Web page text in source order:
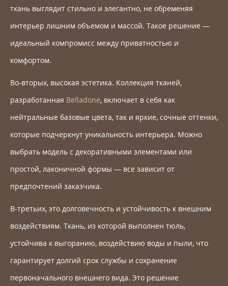
ткань выглядит стильно и элегантно, не обременяя
интерьер лишним объемом и массой. Такое решение —
идеальный компромисс между приватностью и
комфортом.
Во-вторых, высокая эстетика. Коллекция тканей,
разработанная Belladone, включает в себя как
нейтральные базовые цвета, так и яркие, сочные оттенки,
которые подчеркнут уникальность интерьера. Можно
выбрать модель с декоративными элементами или
простой, лаконичной формы — все зависит от
предпочтений заказчика.
В-третьих, это долговечность и устойчивость к внешним
воздействиям. Ткань, из которой выполнен тюль,
устойчива к выгоранию, воздействию воды и пыли, что
гарантирует долгий срок службы и сохранение
первоначального внешнего вида. Это решение